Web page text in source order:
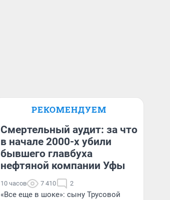
РЕКОМЕНДУЕМ
Смертельный аудит: за что
в начале 2000-х убили
бывшего главбуха
нефтяной компании Уфы
10 часов 7 410 2
«Все еще в шоке»: сыну Трусовой